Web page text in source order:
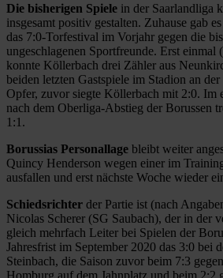
Die bisherigen Spiele in der Saarlandliga
insgesamt positiv gestalten. Zuhause gab
das 7:0-Torfestival im Vorjahr gegen die
ungeschlagenen Sportfreunde. Erst einmal
konnte Köllerbach drei Zähler aus
beiden letzten Gastspiele im Stadion an
Opfer, zuvor siegte Köllerbach mit 2:0. Im
nach dem Oberliga-Abstieg der Borussen
1:1.
Borussias Personallage bleibt weiter
Quincy Henderson wegen einer im
ausfallen und erst nächste Woche wieder
Schiedsrichter der Partie ist (nach
Nicolas Scherer (SG Saubach), der in der
gleich mehrfach Leiter bei Spielen der
Jahresfrist im September 2020 das 3:0 bei
Steinbach, die Saison zuvor beim 7:3
Homburg auf dem Jahnplatz und beim 2:2